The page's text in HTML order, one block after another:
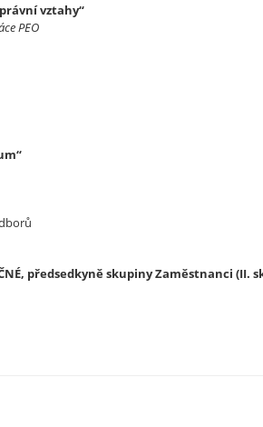
vztahy“
PEO
předsedkyně skupiny Zaměstnanci (II.